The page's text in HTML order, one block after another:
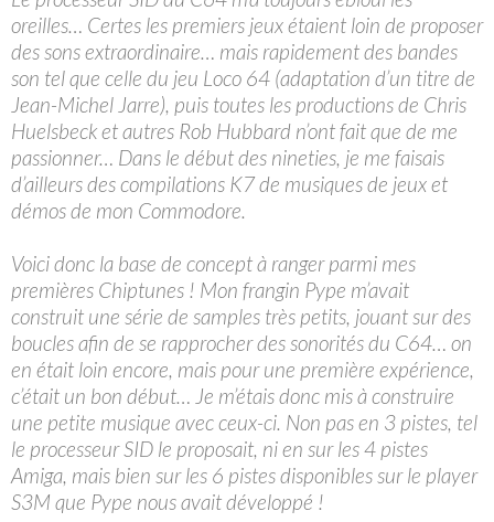
oreilles… Certes les premiers jeux étaient loin de proposer
des sons extraordinaire… mais rapidement des bandes
son tel que celle du jeu Loco 64 (adaptation d’un titre de
Jean-Michel Jarre), puis toutes les productions de Chris
Huelsbeck et autres Rob Hubbard n’ont fait que de me
passionner… Dans le début des nineties, je me faisais
d’ailleurs des compilations K7 de musiques de jeux et
démos de mon Commodore.
Voici donc la base de concept à ranger parmi mes
premières Chiptunes ! Mon frangin Pype m’avait
construit une série de samples très petits, jouant sur des
boucles afin de se rapprocher des sonorités du C64… on
en était loin encore, mais pour une première expérience,
c’était un bon début… Je m’étais donc mis à construire
une petite musique avec ceux-ci. Non pas en 3 pistes, tel
le processeur SID le proposait, ni en sur les 4 pistes
Amiga, mais bien sur les 6 pistes disponibles sur le player
S3M que Pype nous avait développé !